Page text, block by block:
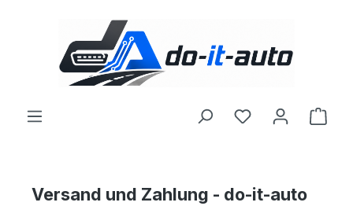
Zum Hauptinhalt springen
Du hast 0
Versand und Zahlung - do-it-auto